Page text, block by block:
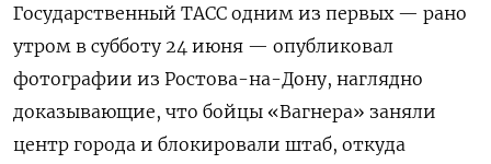
Государственный ТАСС одним из первых — рано
утром в субботу 24 июня — опубликовал
фотографии из Ростова-на-Дону, наглядно
доказывающие, что бойцы «Вагнера» заняли
центр города и блокировали штаб, откуда